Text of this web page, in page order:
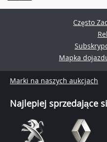
Często
Mapka
Marki na naszych aukcjach
Najlepiej sprzedające